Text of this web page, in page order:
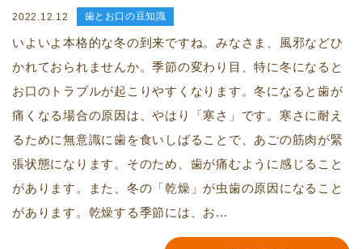
2022.12.12 歯とお口の豆知識
いよいよ本格的な冬の到来ですね。みなさま、風邪などひ
かれておられませんか。季節の変わり目、特に冬になると
お口のトラブルが起こりやすくなります。冬になると歯が
痛くなる場合の原因は、やはり「寒さ」です。寒さに耐え
るために無意識に歯を食いしばることで、あごの筋肉が緊
張状態になります。そのため、歯が痛むように感じること
があります。また、冬の「乾燥」が虫歯の原因になること
があります。乾燥する季節には、お...